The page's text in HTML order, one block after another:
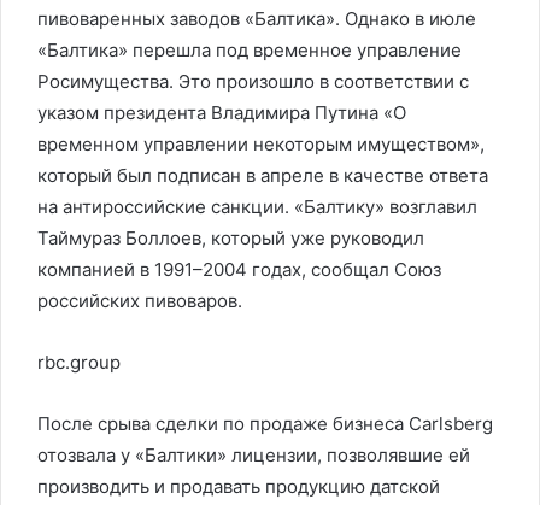
пивоваренных заводов «Балтика». Однако в июле
«Балтика» перешла под временное управление
Росимущества. Это произошло в соответствии с
указом президента Владимира Путина «О
временном управлении некоторым имуществом»,
который был подписан в апреле в качестве ответа
на антироссийские санкции. «Балтику» возглавил
Таймураз Боллоев, который уже руководил
компанией в 1991–2004 годах, сообщал Союз
российских пивоваров.
rbc.group
После срыва сделки по продаже бизнеса Carlsberg
отозвала у «Балтики» лицензии, позволявшие ей
производить и продавать продукцию датской